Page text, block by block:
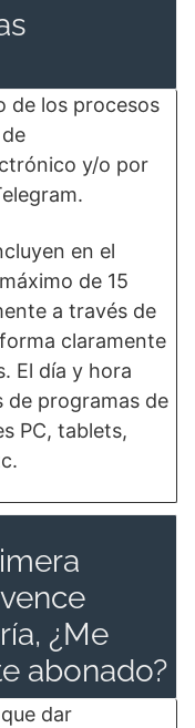
de los procesos
y/o por
en el
de 15
a través de
claramente
El día y hora
de programas de
PC, tablets,
¿Me
abonado?
dar